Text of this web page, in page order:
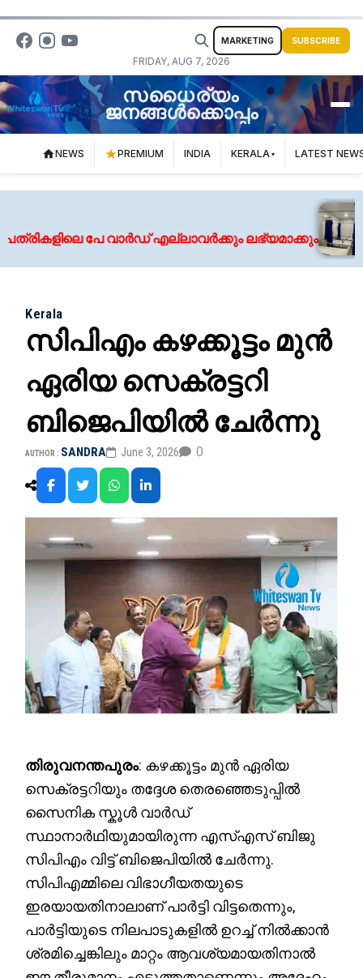
FRIDAY, AUG 7, 2026
MARKETING SUBSCRIBE
സധൈര്യം
ജനങ്ങൾക്കൊപ്പം
NEWS PREMIUM INDIA KERALA LATEST
പേ വാര്‍ഡ് എല്ലാവര്‍ക്കും ലഭ്യമാക്കും
Kerala
സിപിഎം കഴക്കൂട്ടം മുൻ
ഏരിയ സെക്രട്ടറി
ബിജെപിയിൽ ചേർന്നു
AUTHOR : SANDRA June 3, 2026 0
തിരുവനന്തപുരം: കഴക്കൂട്ടം മുൻ ഏരിയ
സെക്രട്ടറിയും തദ്ദേശ തെരഞ്ഞെടുപ്പിൽ
സൈനിക സ്കൂൾ വാർഡ്
സ്ഥാനാർഥിയുമായിരുന്ന എസ്എസ് ബിജു
സിപിഎം വിട്ട് ബിജെപിയിൽ ചേർന്നു.
സിപിഎമ്മിലെ വിഭാഗീയതയുടെ
ഇരയായതിനാലാണ് പാർട്ടി വിട്ടതെന്നും,
പാർട്ടിയുടെ നിലപാടുകളിൽ ഉറച്ച് നിൽക്കാൻ
ശ്രമിച്ചെങ്കിലും മാറ്റം ആവശ്യമായതിനാൽ